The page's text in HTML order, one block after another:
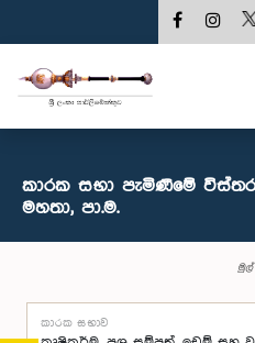
කාරක සභා පැමිණීමේ
මහතා, පා.ම.
මුල්
කාරක සභාව